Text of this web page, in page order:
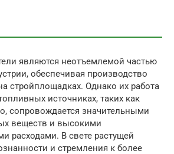
являются неотъемлемой частью
обеспечивая производство
стройплощадках. Однако их работа
источниках, таких как
сопровождается значительными
веществ и высокими
расходами. В свете растущей
и стремления к более